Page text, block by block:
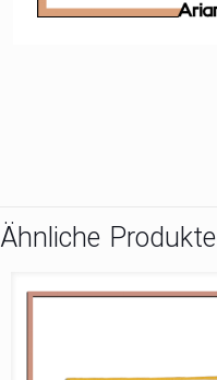
Ähnliche Produkte